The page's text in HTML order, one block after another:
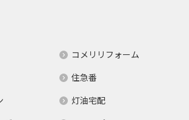
コメリリフォーム
住急番
灯油宅配